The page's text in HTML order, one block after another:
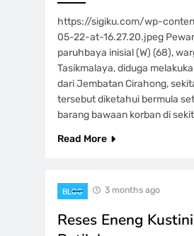
https://sigiku.com/wp-
05-22-at-16.27.20.jpeg
paruhbaya inisial (W) (68),
Tasikmalaya, diduga
dari Jembatan Cirahong,
tersebut diketahui bermula
barang bawaan korban di
Read More
BLOG 3 months ago
Reses Eneng